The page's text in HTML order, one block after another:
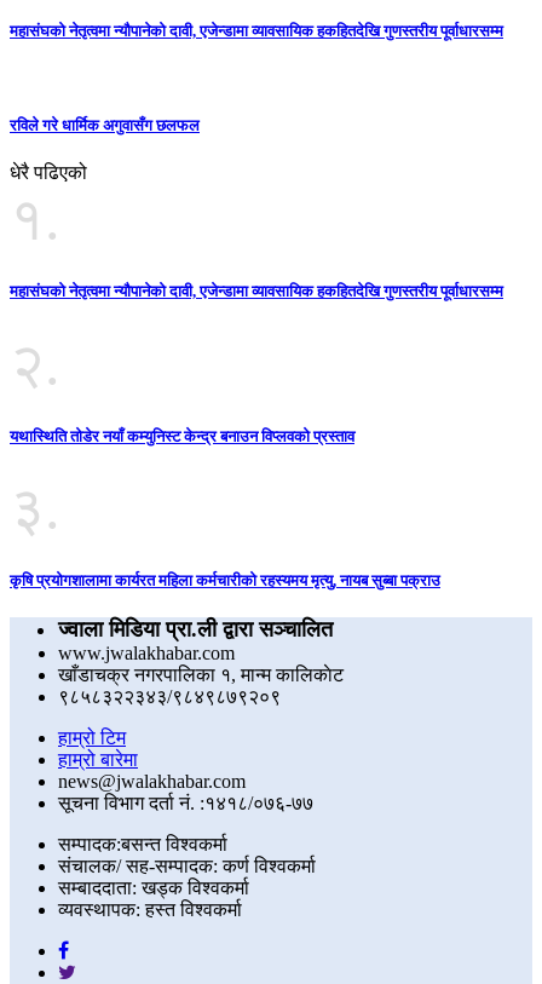
महासंघको नेतृत्वमा न्यौपानेको दावी, एजेन्डामा व्यावसायिक हकहितदेखि गुणस्तरीय पूर्वाधारसम्म
रविले गरे धार्मिक अगुवासँग छलफल
धेरै पढिएको
१.
महासंघको नेतृत्वमा न्यौपानेको दावी, एजेन्डामा व्यावसायिक हकहितदेखि गुणस्तरीय पूर्वाधारसम्म
२.
यथास्थिति तोडेर नयाँ कम्युनिस्ट केन्द्र बनाउन विप्लवको प्रस्ताव
३.
कृषि प्रयोगशालामा कार्यरत महिला कर्मचारीको रहस्यमय मृत्यु, नायब सुब्बा पक्राउ
ज्वाला मिडिया प्रा.ली द्वारा सञ्चालित
www.jwalakhabar.com
खाँडाचक्र नगरपालिका १, मान्म कालिकाेट
९८५८३२२३४३/९८४९८७९२०९
हाम्रो टिम
हाम्रो बारेमा
news@jwalakhabar.com
सूचना विभाग दर्ता नं. :१४१८/०७६-७७
सम्पादक:बसन्त विश्वकर्मा
संचालक/ सह-सम्पादक: कर्ण विश्वकर्मा
सम्बाददाता: खड्क विश्वकर्मा
व्यवस्थापक: हस्त विश्वकर्मा